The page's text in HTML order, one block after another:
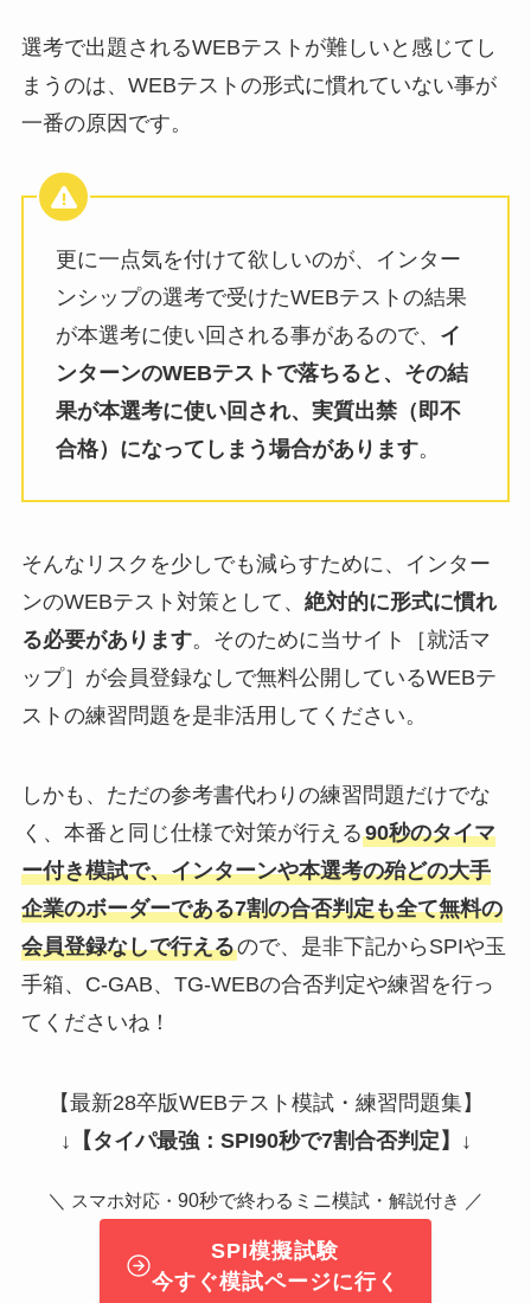
選考で出題されるWEBテストが難しいと感じてし
まうのは、WEBテストの形式に慣れていない事が
一番の原因です。
更に一点気を付けて欲しいのが、インター
ンシップの選考で受けたWEBテストの結果
が本選考に使い回される事があるので、 イ
ンターンのWEBテストで落ちると、その結
果が本選考に使い回され、実質出禁（即不
合格）になってしまう場合があります。
そんなリスクを少しでも減らすために、インター
ンのWEBテスト対策として、 絶対的に形式に慣れ
る必要があります。そのために当サイト［就活マ
ップ］が会員登録なしで無料公開しているWEBテ
ストの練習問題を是非活用してください。
しかも、ただの参考書代わりの練習問題だけでな
く、本番と同じ仕様で対策が行える90秒のタイマ
ー付き模試で、インターンや本選考の殆どの大手
企業のボーダーである7割の合否判定も全て無料の
会員登録なしで行えるので、是非下記からSPIや玉
手箱、C-GAB、TG-WEBの合否判定や練習を行っ
てくださいね！
【最新28卒版WEBテスト模試・練習問題集】
↓ 【タイパ最強：SPI90秒で7割合否判定】 ↓
＼ スマホ対応・ 90秒で終わるミニ模試・ 解説付き ／
SPI模擬試験
今すぐ模試ページに行く